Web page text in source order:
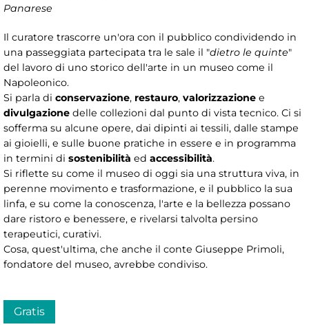
Panarese
Il curatore trascorre un'ora con il pubblico condividendo in
una passeggiata partecipata tra le sale il "dietro le quinte"
del lavoro di uno storico dell'arte in un museo come il
Napoleonico.
Si parla di conservazione, restauro, valorizzazione e
divulgazione delle collezioni dal punto di vista tecnico. Ci si
sofferma su alcune opere, dai dipinti ai tessili, dalle stampe
ai gioielli, e sulle buone pratiche in essere e in programma
in termini di sostenibilità ed accessibilità.
Si riflette su come il museo di oggi sia una struttura viva, in
perenne movimento e trasformazione, e il pubblico la sua
linfa, e su come la conoscenza, l'arte e la bellezza possano
dare ristoro e benessere, e rivelarsi talvolta persino
terapeutici, curativi.
Cosa, quest'ultima, che anche il conte Giuseppe Primoli,
fondatore del museo, avrebbe condiviso.
Gratis